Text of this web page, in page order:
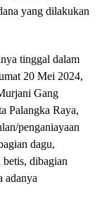
yang dilakukan
tinggal dalam
20 Mei 2024,
Gang
Palangka Raya,
penganiayaan
dagu,
dibagian
adanya